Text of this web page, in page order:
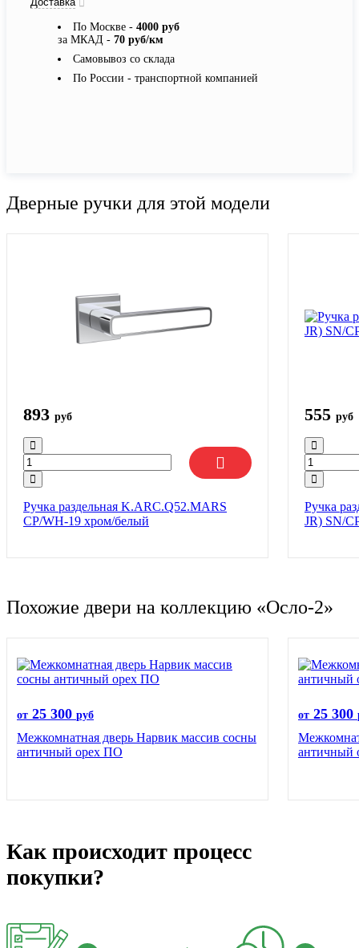
По Москве - 4000 руб
за МКАД - 70 руб/км
Самовывоз со склада
По России - транспортной компанией
Дверные ручки для этой модели
893 руб
Ручка раздельная K.ARC.Q52.MARS
CP/WH-19 хром/белый
555 руб
Ручка
JR) SN/
Похожие двери на коллекцию «Осло-2»
от 25 300 руб
Межкомнатная дверь Нарвик массив сосны
античный орех ПО
от 25 300
античный
Как происходит процесс
покупки?